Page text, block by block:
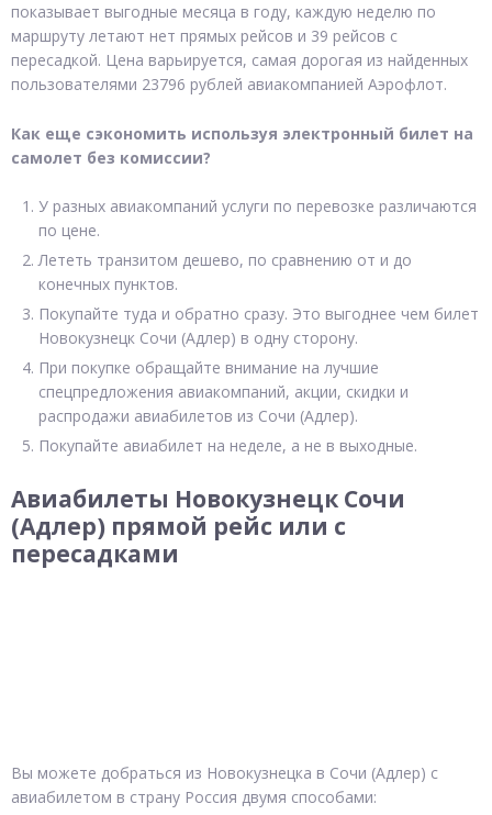
показывает выгодные месяца в году, каждую неделю по
маршруту летают нет прямых рейсов и 39 рейсов с
пересадкой. Цена варьируется, самая дорогая из найденных
пользователями 23796 рублей авиакомпанией Аэрофлот.
Как еще сэкономить используя электронный билет на
самолет без комиссии?
У разных авиакомпаний услуги по перевозке различаются
по цене.
Лететь транзитом дешево, по сравнению от и до
конечных пунктов.
Покупайте туда и обратно сразу. Это выгоднее чем билет
Новокузнецк Сочи (Адлер) в одну сторону.
При покупке обращайте внимание на лучшие
спецпредложения авиакомпаний, акции, скидки и
распродажи авиабилетов из Сочи (Адлер).
Покупайте авиабилет на неделе, а не в выходные.
Авиабилеты Новокузнецк Сочи
(Адлер) прямой рейс или с
пересадками
Вы можете добраться из Новокузнецка в Сочи (Адлер) с
авиабилетом в страну Россия двумя способами: